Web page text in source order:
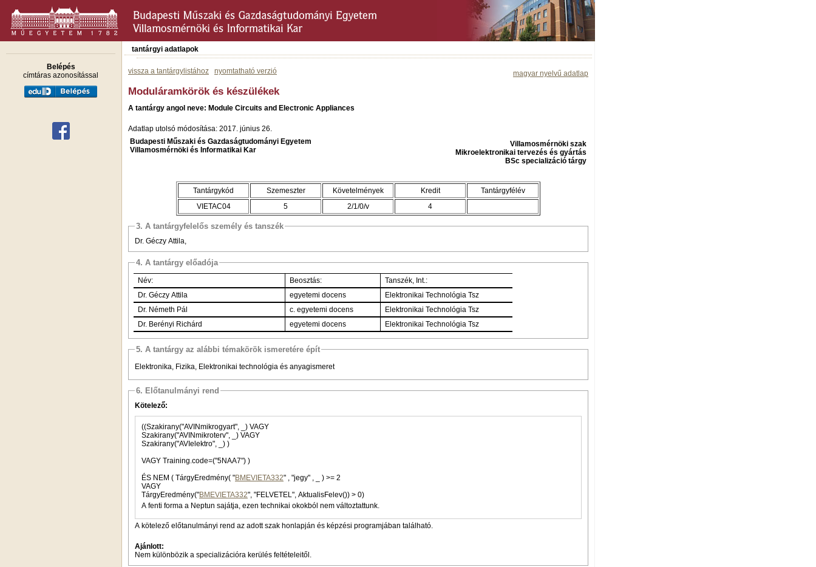
Belépés
címtáras azonosítással
tantárgyi adatlapok
magyar nyelvű adatlap
vissza a tantárgylistához nyomtatható verzió
Moduláramkörök és készülékek
A tantárgy angol neve: Module Circuits and Electronic Appliances
Adatlap utolsó módosítása: 2017. június 26.
Budapesti Műszaki és Gazdaságtudományi Egyetem
Villamosmérnöki és Informatikai Kar
Villamosmérnöki szak
Mikroelektronikai tervezés és gyártás
BSc specializáció tárgy
Tantárgykód Szemeszter Követelmények Kredit
Tantárgyfélév
VIETAC04
5 2/1/0/v 4
3. A tantárgyfelelős személy és tanszék
Dr. Géczy Attila,
4. A tantárgy előadója
Név: Beosztás:
Tanszék, Int.:
Dr. Géczy Attila
egyetemi docens
Elektronikai Technológia Tsz
Dr. Németh Pál
c. egyetemi docens
Elektronikai Technológia Tsz
Dr. Berényi Richárd
egyetemi docens Elektronikai Technológia Tsz
5. A tantárgy az alábbi témakörök ismeretére épít
Elektronika, Fizika, Elektronikai technológia és anyagismeret
6. Előtanulmányi rend
Kötelező:
((Szakirany("AVINmikrogyart", _) VAGY
Szakirany("AVINmikroterv", _) VAGY
Szakirany("AVIelektro", _) )
VAGY Training.code=("5NAA7") )
ÉS NEM ( TárgyEredmény( "BMEVIETA332
" , "jegy" , _ ) >= 2
VAGY
TárgyEredmény("BMEVIETA332", "FELVETEL", AktualisFelev()) > 0)
A fenti forma a Neptun sajátja, ezen technikai okokból nem változtattunk.
A kötelező előtanulmányi rend az adott szak honlapján és képzési programjában található.
Ajánlott:
Nem különbözik a specializációra kerülés feltételeitől.